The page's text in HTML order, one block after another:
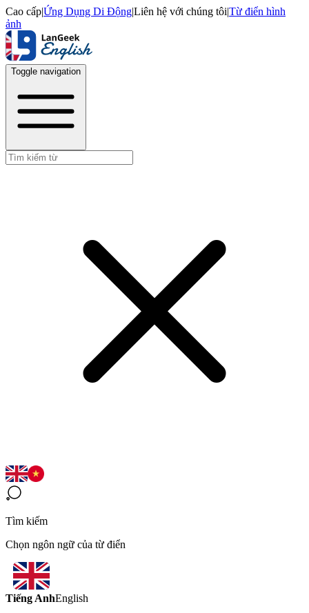
Cao cấp|Ứng Dụng Di Động|Liên hệ với chúng tôi|Từ điển hình
ảnh
Toggle navigation
Tìm kiếm
Chọn ngôn ngữ của từ điển
Tiếng AnhEnglish